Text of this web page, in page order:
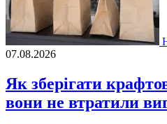
07.08.2026
Як зберігати
вони не втратили